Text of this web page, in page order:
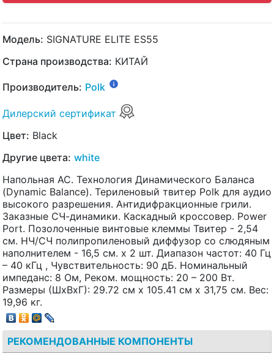
Модель: SIGNATURE ELITE ES55
Страна производства: КИТАЙ
Производитель: Polk
Дилерский сертификат
Цвет: Black
Другие цвета: white
Напольная АС. Технология Динамического Баланса
(Dynamic Balance). Териленовый твитер Polk для аудио
высокого разрешения. Антидифракционные грили.
Заказные СЧ-динамики. Каскадный кроссовер. Power
Port. Позолоченные винтовые клеммы Твитер - 2,54
см. НЧ/СЧ полипропиленовый диффузор со слюдяным
наполнителем - 16,5 см. x 2 шт. Диапазон частот: 40 Гц
– 40 кГц , Чувствительность: 90 дБ. Номинальный
импеданс: 8 Ом, Реком. мощность: 20 – 200 Вт.
Размеры (ШхВхГ): 29.72 см x 105.41 см x 31,75 см. Вес:
19,96 кг.
РЕКОМЕНДОВАННЫЕ КОМПОНЕНТЫ